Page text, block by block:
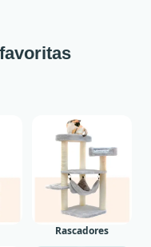
Rascadores